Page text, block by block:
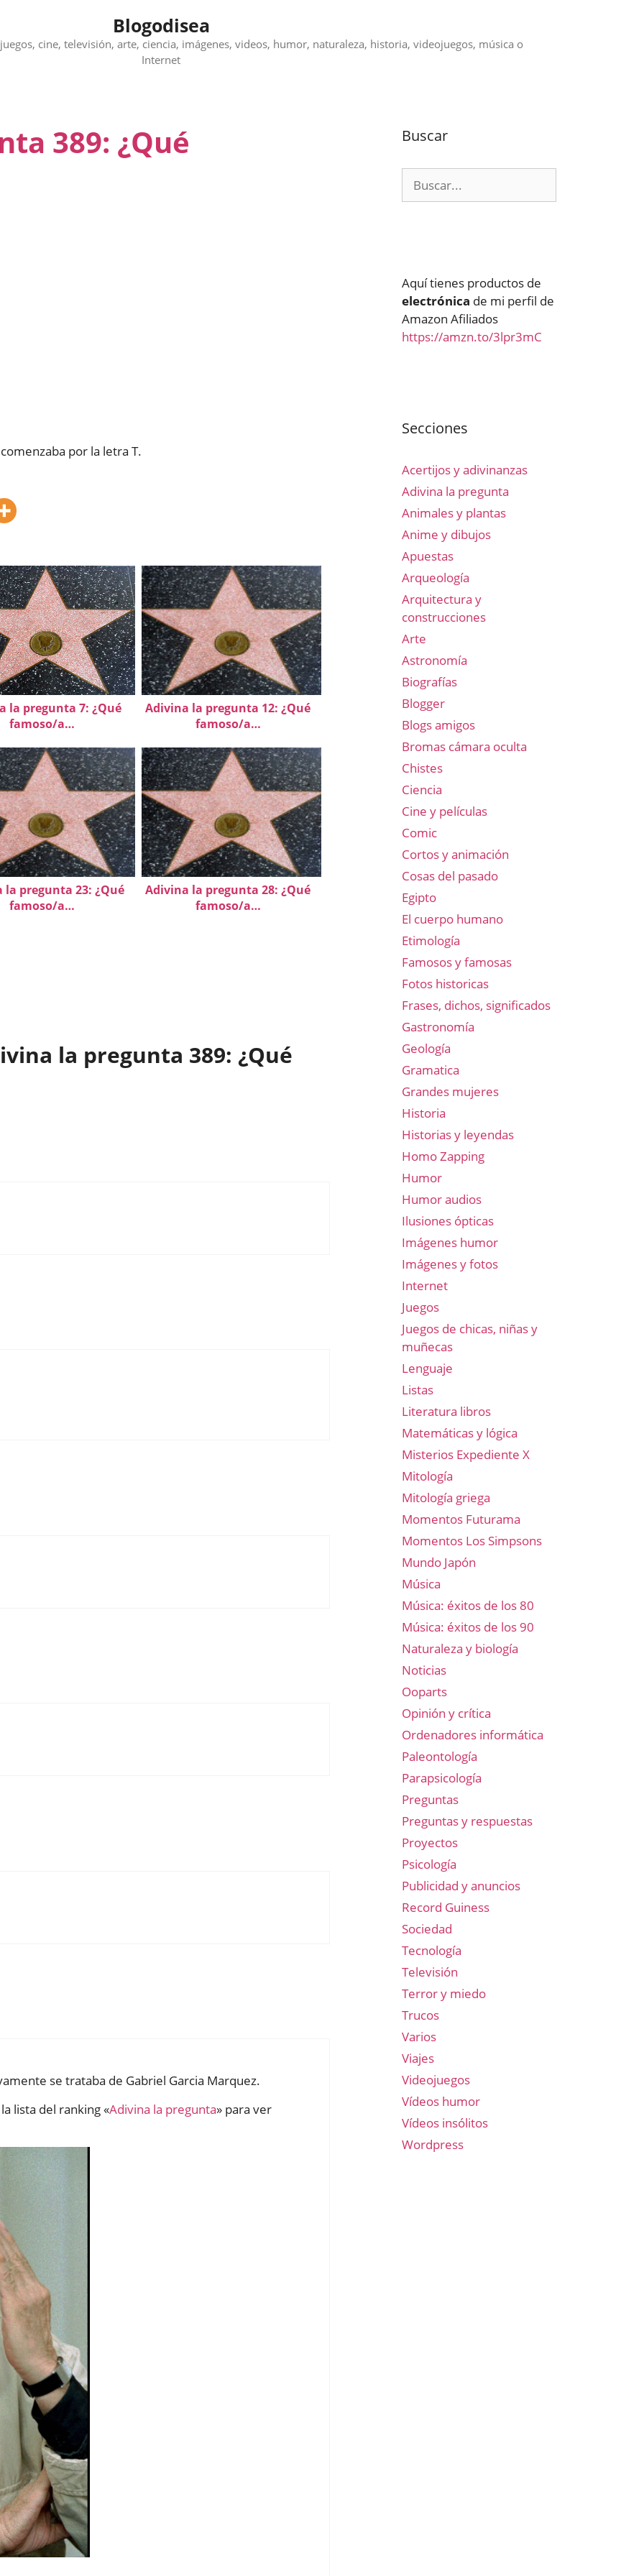
Blogodisea
cine, televisión, arte, ciencia, imágenes, videos, humor, naturaleza, historia, videojuegos, música o
Internet
389: ¿Qué
por la letra T.
la pregunta 7: ¿Qué
famoso/a…
Adivina la pregunta 12: ¿Qué
famoso/a…
la pregunta 23: ¿Qué
famoso/a…
Adivina la pregunta 28: ¿Qué
famoso/a…
la pregunta 389: ¿Qué
se trataba de Gabriel Garcia Marquez.
lista del ranking «Adivina la pregunta» para ver
Buscar
Aquí tienes productos de
electrónica de mi perfil de
Amazon Afiliados
https://amzn.to/3lpr3mC
Secciones
Acertijos y adivinanzas
Adivina la pregunta
Animales y plantas
Anime y dibujos
Apuestas
Arqueología
Arquitectura y
construcciones
Arte
Astronomía
Biografías
Blogger
Blogs amigos
Bromas cámara oculta
Chistes
Ciencia
Cine y películas
Comic
Cortos y animación
Cosas del pasado
Egipto
El cuerpo humano
Etimología
Famosos y famosas
Fotos historicas
Frases, dichos, significados
Gastronomía
Geología
Gramatica
Grandes mujeres
Historia
Historias y leyendas
Homo Zapping
Humor
Humor audios
Ilusiones ópticas
Imágenes humor
Imágenes y fotos
Internet
Juegos
Juegos de chicas, niñas y
muñecas
Lenguaje
Listas
Literatura libros
Matemáticas y lógica
Misterios Expediente X
Mitología
Mitología griega
Momentos Futurama
Momentos Los Simpsons
Mundo Japón
Música
Música: éxitos de los 80
Música: éxitos de los 90
Naturaleza y biología
Noticias
Ooparts
Opinión y crítica
Ordenadores informática
Paleontología
Parapsicología
Preguntas
Preguntas y respuestas
Proyectos
Psicología
Publicidad y anuncios
Record Guiness
Sociedad
Tecnología
Televisión
Terror y miedo
Trucos
Varios
Viajes
Videojuegos
Vídeos humor
Vídeos insólitos
Wordpress